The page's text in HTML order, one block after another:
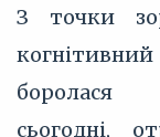
З точки
боролася
сьогодні,